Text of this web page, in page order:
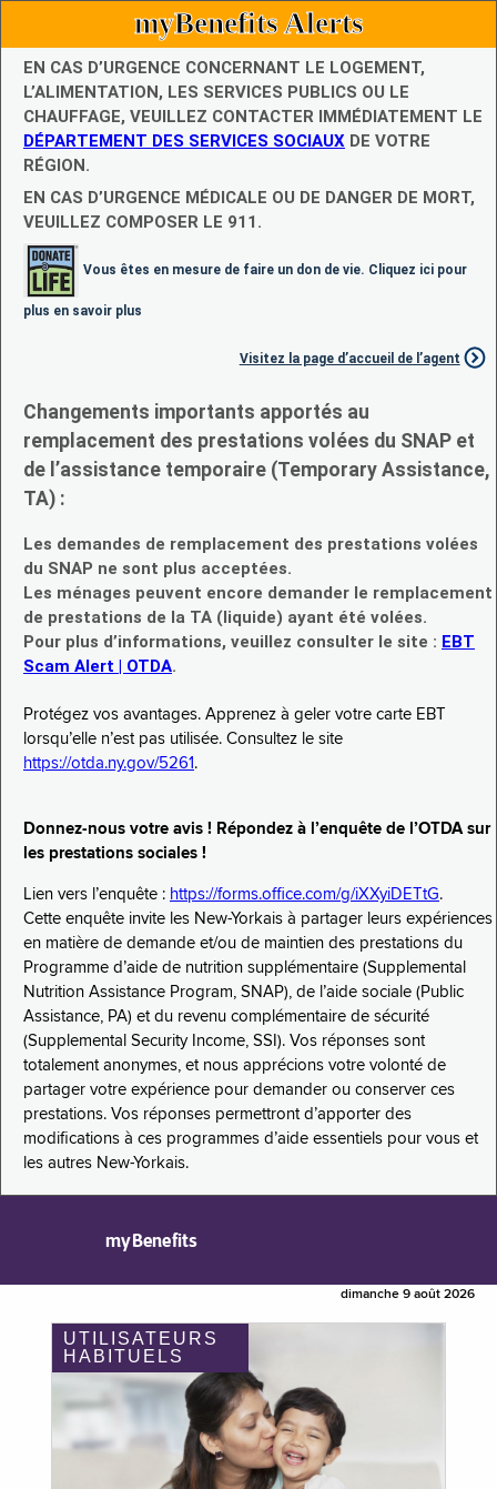
myBenefits Alerts
EN CAS D’URGENCE CONCERNANT LE LOGEMENT,
L’ALIMENTATION, LES SERVICES PUBLICS OU LE
CHAUFFAGE, VEUILLEZ CONTACTER IMMÉDIATEMENT LE
DÉPARTEMENT DES SERVICES SOCIAUX DE VOTRE
RÉGION.
EN CAS D’URGENCE MÉDICALE OU DE DANGER DE MORT,
VEUILLEZ COMPOSER LE 911.
Vous êtes en mesure de faire un don de vie. Cliquez ici pour
plus en savoir plus
Visitez la page d’accueil de l’agent
Changements importants apportés au
remplacement des prestations volées du SNAP et
de l’assistance temporaire (Temporary Assistance,
TA) :
Les demandes de remplacement des prestations volées
du SNAP ne sont plus acceptées.
Les ménages peuvent encore demander le remplacement
de prestations de la TA (liquide) ayant été volées.
Pour plus d’informations, veuillez consulter le site : EBT
Scam Alert | OTDA.
Protégez vos avantages. Apprenez à geler votre carte EBT
lorsqu’elle n’est pas utilisée. Consultez le site
https://otda.ny.gov/5261 .
Donnez-nous votre avis ! Répondez à l’enquête de l’OTDA sur
les prestations sociales !
Lien vers l’enquête : https://forms.office.com/g/iXXyiDETtG.
Cette enquête invite les New-Yorkais à partager leurs expériences
en matière de demande et/ou de maintien des prestations du
Programme d’aide de nutrition supplémentaire (Supplemental
Nutrition Assistance Program, SNAP), de l’aide sociale (Public
Assistance, PA) et du revenu complémentaire de sécurité
(Supplemental Security Income, SSI). Vos réponses sont
totalement anonymes, et nous apprécions votre volonté de
partager votre expérience pour demander ou conserver ces
prestations. Vos réponses permettront d’apporter des
modifications à ces programmes d’aide essentiels pour vous et
les autres New-Yorkais.
myBenefits
dimanche 9 août 2026
UTILISATEURS
HABITUELS